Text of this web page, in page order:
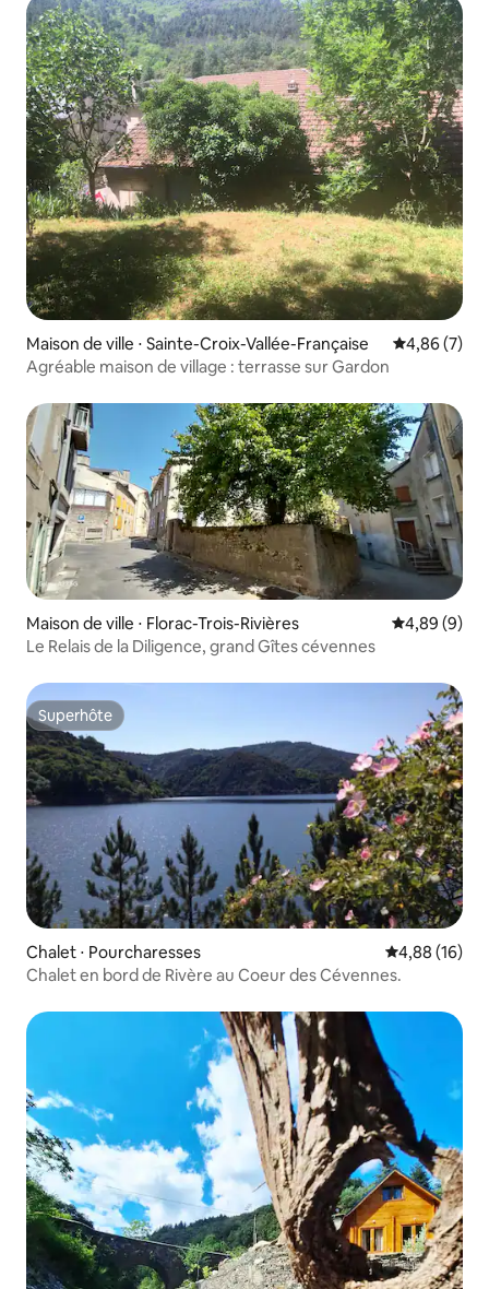
Maison de ville ⋅ Sainte-Croix-Vallée-Française Évaluation
4,86 (7)
Agréable maison de village : terrasse sur Gardon
Maison de ville ⋅ Florac-Trois-Rivières Évaluation
4,89 (9)
Le Relais de la Diligence, grand Gîtes cévennes
Superhôte
Superhôte
Chalet ⋅ Pourcharesses Évaluation
4,88 (16)
Chalet en bord de Rivère au Coeur des Cévennes.